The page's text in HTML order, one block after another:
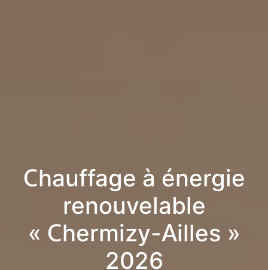
Chauffage à énergie
renouvelable
« Chermizy-Ailles »
2026